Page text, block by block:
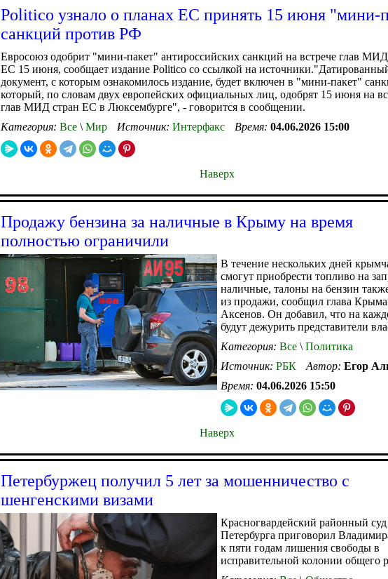
Politico узнало о планах ЕС принять 15 июня "мини-
санкций против РФ
Евросоюз одобрит "мини-пакет" антироссийских санкций на встрече глав МИД
ЕС 15 июня, сообщает издание Politico со ссылкой на
документ, с которым ознакомилось издание, будет включен в "мини-пакет"
который, по словам двух европейских официальных лиц, одобрят 15 июня на
глав МИД стран ЕС в Люксембурге", - говорится в сообщении.
Категория: Все \ Мир Источник: Интерфакс Время: 04.06.2026 15:00
Наверх
Продажу бензина за наличные в Крыму на время
полностью ограничили
В течение нескольких дней
смогут приобрести топливо на
наличные, талоны на бензин
из продажи, сообщил глава Крыма
Аксенов. Он добавил, что на
будут дежурить представители
Категория: Все \ Политика
Источник: РБК Автор: Егор
Время: 04.06.2026 15:50
Наверх
Петербуржец получил 5 лет за мошенничество с
шенгенскими визами
Красногвардейский районный
Петербурга приговорил
к пяти годам лишения свободы в
исправительной колонии общего